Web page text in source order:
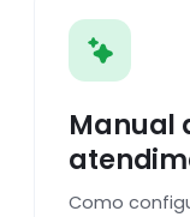
Manual
Como